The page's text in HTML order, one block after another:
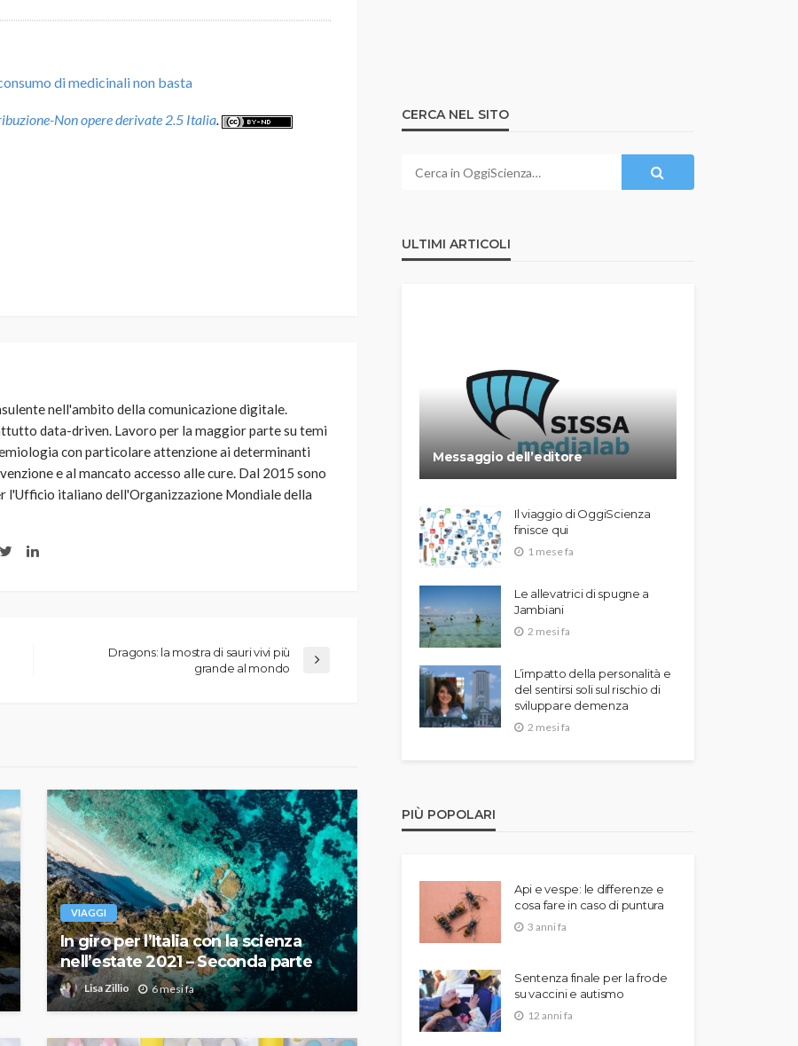
di medicinali non basta
Non opere derivate 2.5 Italia.
nell'ambito della comunicazione digitale.
data-driven. Lavoro per la maggior parte su temi
con particolare attenzione ai determinanti
e al mancato accesso alle cure. Dal 2015 sono
l'Ufficio italiano dell'Organizzazione Mondiale della
Dragons: la mostra di sauri vivi più
grande al mondo
VIAGGI
In giro per l’Italia con la scienza
nell’estate 2021 – Seconda parte
Lisa Zillio 6 mesi fa
CERCA NEL SITO
ULTIMI ARTICOLI
Messaggio dell’editore
Il viaggio di OggiScienza
finisce qui
1 mese fa
Le allevatrici di spugne a
Jambiani
2 mesi fa
L’impatto della personalità e
del sentirsi soli sul rischio di
sviluppare demenza
2 mesi fa
PIÙ POPOLARI
Api e vespe: le differenze e
cosa fare in caso di puntura
3 anni fa
Sentenza finale per la frode
su vaccini e autismo
12 anni fa